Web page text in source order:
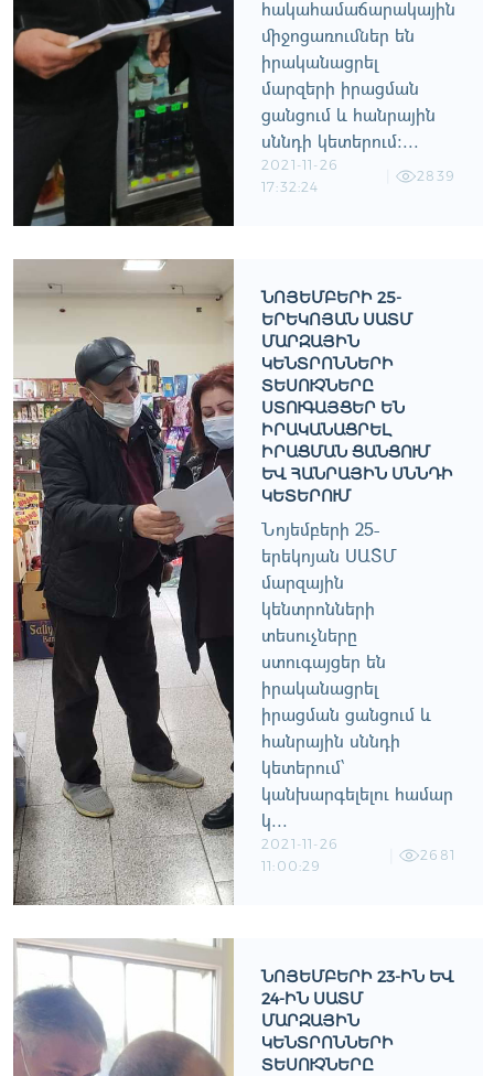
հակահամաճարակային
միջոցառումներ են
իրականացրել
մարզերի իրացման
ցանցում և հանրային
սննդի կետերում:...
2021-11-26
17:32:24
2839
ՆՈՅԵՄԲԵՐԻ 25-
ԵՐԵԿՈՅԱՆ ՍԱՏՄ
ՄԱՐԶԱՅԻՆ
ԿԵՆՏՐՈՆՆԵՐԻ
ՏԵՍՈՒՉՆԵՐԸ
ՍՏՈՒԳԱՅՑԵՐ ԵՆ
ԻՐԱԿԱՆԱՑՐԵԼ
ԻՐԱՑՄԱՆ ՑԱՆՑՈՒՄ
ԵՒ ՀԱՆՐԱՅԻՆ ՍՆՆԴԻ Կ
ԵՏԵՐՈՒՄ
Նոյեմբերի 25-
երեկոյան ՍԱՏՄ
մարզային
կենտրոնների
տեսուչները
ստուգայցեր են
իրականացրել
իրացման ցանցում և
հանրային սննդի
կետերում՝
կանխարգելելու համար
կ...
2021-11-26
11:00:29
2681
ՆՈՅԵՄԲԵՐԻ 23-ԻՆ ԵՒ 2
4-ԻՆ ՍԱՏՄ Մ
ԱՐԶԱՅԻՆ Կ
ԵՆՏՐՈՆՆԵՐԻ Տ
ԵՍՈՒՉՆԵՐԸ Ս